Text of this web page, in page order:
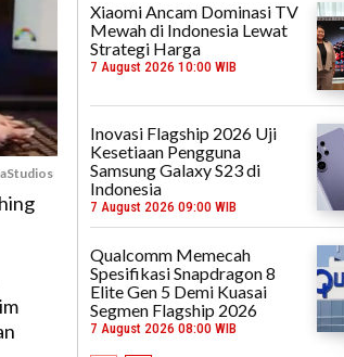
Xiaomi Ancam Dominasi TV
Mewah di Indonesia Lewat
Strategi Harga
7 August 2026 10:00 WIB
Inovasi Flagship 2026 Uji
Kesetiaan Pengguna
Samsung Galaxy S23 di
Indonesia
7 August 2026 09:00 WIB
Qualcomm Memecah
Spesifikasi Snapdragon 8
Elite Gen 5 Demi Kuasai
Segmen Flagship 2026
7 August 2026 08:00 WIB